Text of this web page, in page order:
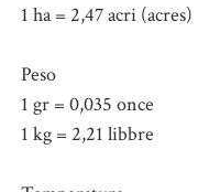
1 ha = 2,47 acri (acres)
Peso
1 gr = 0,035 once
1 kg = 2,21 libbre